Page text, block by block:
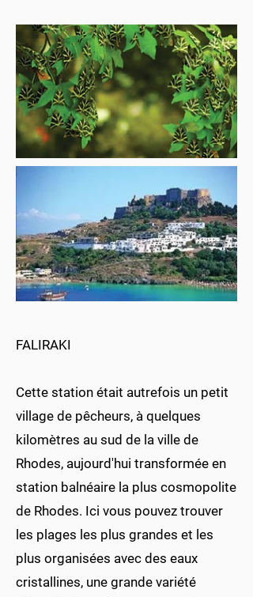
FALIRAKI
Cette station était autrefois un petit
village de pêcheurs, à quelques
kilomètres au sud de la ville de
Rhodes, aujourd'hui transformée en
station balnéaire la plus cosmopolite
de Rhodes. Ici vous pouvez trouver
les plages les plus grandes et les
plus organisées avec des eaux
cristallines, une grande variété